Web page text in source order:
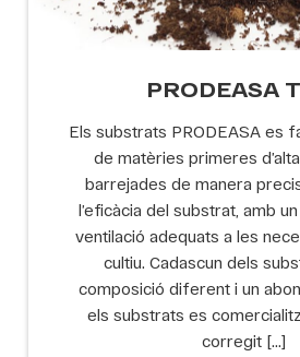
PRODEASA
Els substrats PRODEASA es
de matèries primeres
barrejades de manera
l’eficàcia del substrat, amb
ventilació adequats a les
cultiu. Cadascun dels
composició diferent i un
els substrats es
corregit […]